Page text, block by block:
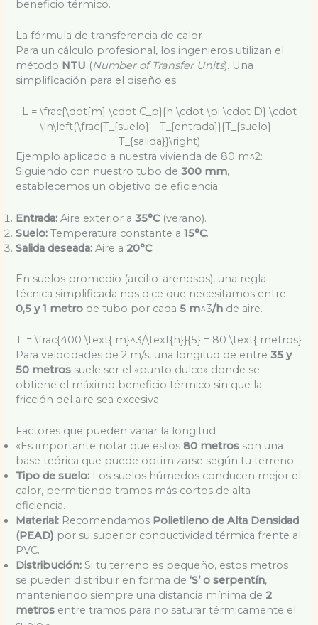
beneficio térmico.
La fórmula de transferencia de calor
Para un cálculo profesional, los ingenieros utilizan el
método NTU (Number of Transfer Units). Una
simplificación para el diseño es:
L = \frac{\dot{m} \cdot C_p}{h \cdot \pi \cdot D} \cdot
\ln\left(\frac{T_{suelo} – T_{entrada}}{T_{suelo} –
T_{salida}}\right)
Ejemplo aplicado a nuestra vivienda de 80 m^2:
Siguiendo con nuestro tubo de300 mm,
establecemos un objetivo de eficiencia:
Entrada: Aire exterior a35°C(verano).
Suelo: Temperatura constante a15°C.
Salida deseada: Aire a 20°C.
En suelos promedio (arcillo-arenosos), una regla
técnica simplificada nos dice que necesitamos entre
0,5 y 1 metro de tubo por cada5 m^3/h de aire.
L = \frac{400 \text{ m}^3/\text{h}}{5} = 80 \text{ metros}
Para velocidades de 2 m/s, una longitud de entre35 y
50 metros suele ser el «punto dulce» donde se
obtiene el máximo beneficio térmico sin que la
fricción del aire sea excesiva.
Factores que pueden variar la longitud
«Es importante notar que estos80 metros son una
base teórica que puede optimizarse según tu terreno:
Tipo de suelo: Los suelos húmedos conducen mejor el
calor, permitiendo tramos más cortos de alta
eficiencia.
Material: Recomendamos Polietileno de Alta Densidad
(PEAD) por su superior conductividad térmica frente al
PVC.
Distribución: Si tu terreno es pequeño, estos metros
se pueden distribuir en forma de‘S’ o serpentín,
manteniendo siempre una distancia mínima de 2
metros entre tramos para no saturar térmicamente el